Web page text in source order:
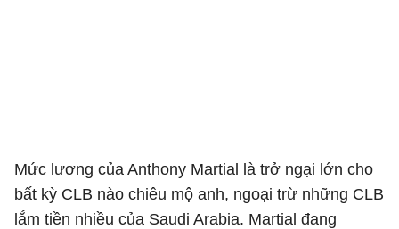
Mức lương của Anthony Martial là trở ngại lớn cho
bất kỳ CLB nào chiêu mộ anh, ngoại trừ những CLB
lắm tiền nhiều của Saudi Arabia. Martial đang